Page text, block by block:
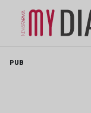
PUB